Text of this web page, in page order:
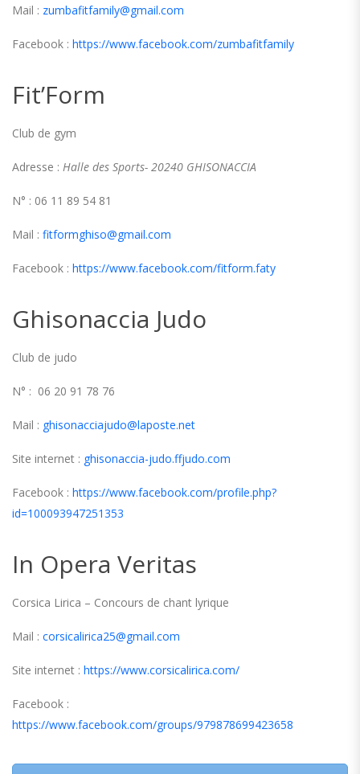
Mail : zumbafitfamily@gmail.com
Facebook : https://www.facebook.com/zumbafitfamily
Fit’Form
Club de gym
Adresse : Halle des Sports- 20240 GHISONACCIA
N° : 06 11 89 54 81
Mail : fitformghiso@gmail.com
Facebook : https://www.facebook.com/fitform.faty
Ghisonaccia Judo
Club de judo
N° : 06 20 91 78 76
Mail : ghisonacciajudo@laposte.net
Site internet : ghisonaccia-judo.ffjudo.com
Facebook : https://www.facebook.com/profile.php?
id=100093947251353
In Opera Veritas
Corsica Lirica – Concours de chant lyrique
Mail : corsicalirica25@gmail.com
Site internet : https://www.corsicalirica.com/
Facebook :
https://www.facebook.com/groups/979878699423658